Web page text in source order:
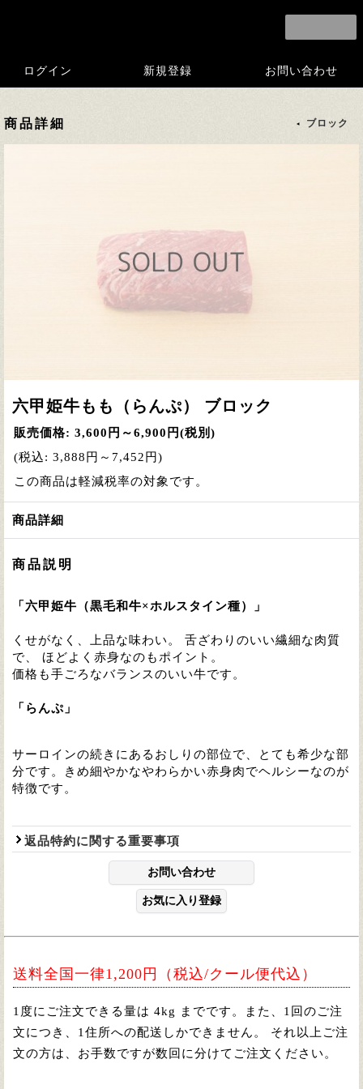
ログイン 新規登録 お問い合わせ
商品詳細 ブロック
六甲姫牛もも（らんぷ） ブロック
販売価格: 3,600円～6,900円(税別)
(税込: 3,888円～7,452円)
この商品は軽減税率の対象です。
商品詳細
商品説明
「六甲姫牛（黒毛和牛×ホルスタイン種）」
くせがなく、上品な味わい。 舌ざわりのいい繊細な肉質
で、 ほどよく赤身なのもポイント。
価格も手ごろなバランスのいい牛です。
「らんぷ」
サーロインの続きにあるおしりの部位で、とても希少な部
分です。
きめ細やかなやわらかい赤身肉でヘルシーなのが
特徴です。
返品特約に関する重要事項
送料全国一律1,200円（税込/クール便代込）
1度にご注文できる量は 4kg までです。また、1回のご注
文につき、1住所への配送しかできません。 それ以上ご注
文の方は、お手数ですが数回に分けてご注文ください。